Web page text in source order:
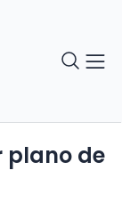
plano de